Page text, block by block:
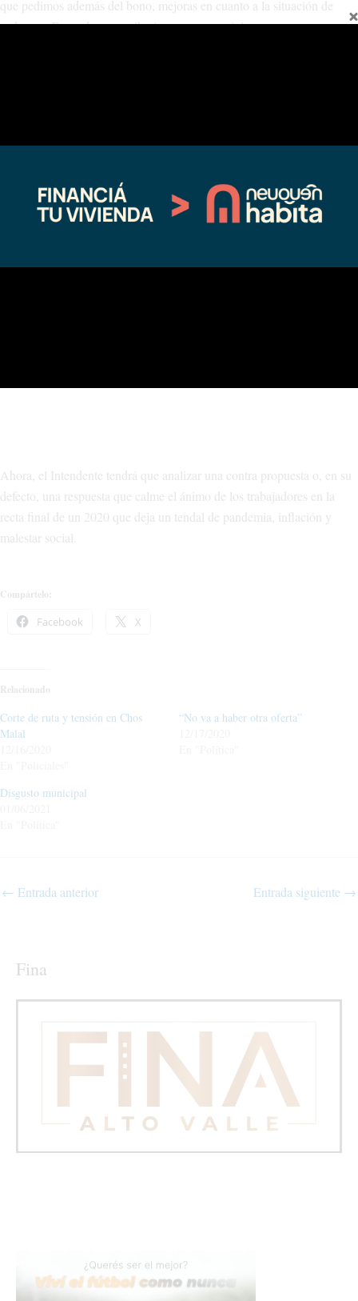
que pedimos además del bono, mejoras en cuanto a la situación de
cada uno. Pases de monotributistas y cooperativistas a contratos
Nos despedimos de Ud. Muy atentamente esperando una respuesta
favorable en un plazo de 24 horas.
Ahora, el Intendente tendrá que analizar una contra propuesta o, en su
defecto, una respuesta que calme el ánimo de los trabajadores en la
recta final de un 2020 que deja un tendal de pandemia, inflación y
malestar social.
Compártelo:
Facebook X
Relacionado
Corte de ruta y tensión en Chos
Malal
“No va a haber otra oferta”
Disgusto municipal
← Entrada anterior Entrada siguiente →
Fina